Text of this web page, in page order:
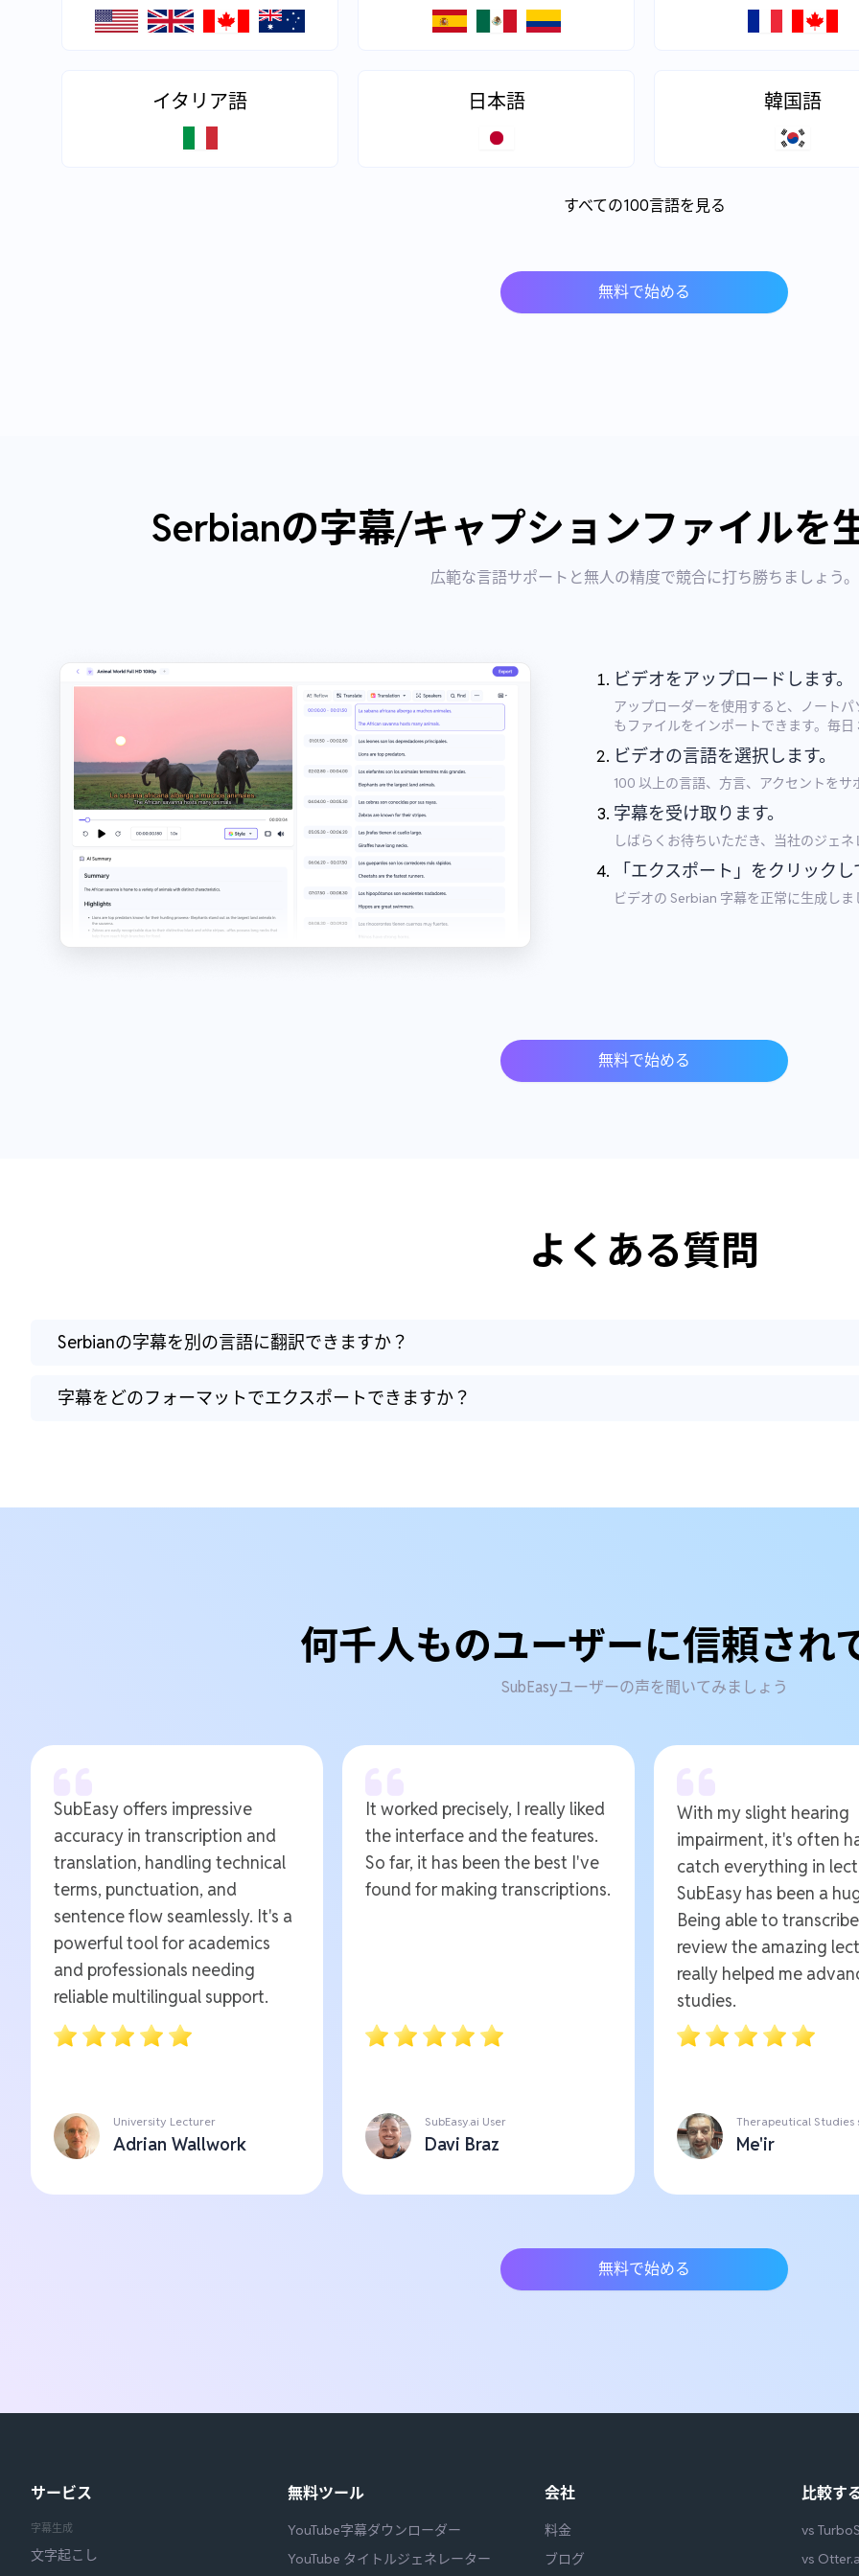
イタリア語 日本語 韓国語
すべての100言語を見る
無料で始める
Serbianの字幕/キャプションファイルを
広範な言語サポートと無人の精度で競合に打ち勝ちましょう。
ビデオをアップロードします。
アップローダーを使用すると、ノート
もファイルをインポートできます。毎
ビデオの言語を選択します。
100 以上の言語、方言、アクセントをサ
字幕を受け取ります。
しばらくお待ちいただき、当社のジェ
「エクスポート」をクリック
ビデオの Serbian 字幕を正常に生成しま
無料で始める
よくある質問
Serbianの字幕を別の言語に翻訳できますか？
字幕をどのフォーマットでエクスポートできますか？
何千人ものユーザーに信頼され
SubEasyユーザーの声を聞いてみましょう
SubEasy offers impressive
accuracy in transcription and
translation, handling technical
terms, punctuation, and
sentence flow seamlessly. It's a
powerful tool for academics
and professionals needing
reliable multilingual support.
University Lecturer
Adrian Wallwork
It worked precisely, I really liked
the interface and the features.
So far, it has been the best I've
found for making transcriptions.
SubEasy.ai User
Davi Braz
With my slight hearing
impairment, it's often
catch everything in
SubEasy has been a
Being able to
review the amazing
really helped me
studies.
Therapeutical Studies
Me'ir
無料で始める
サービス
字幕生成
文字起こし
無料ツール
YouTube字幕ダウンローダー
YouTube タイトルジェネレーター
会社
料金
ブログ
比較す
vs
vs